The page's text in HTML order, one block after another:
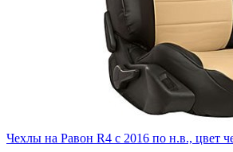
Чехлы на Равон R4 с 2016 по н.в., цвет